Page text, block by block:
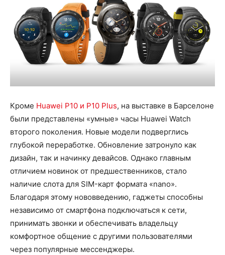
Кроме Huawei P10 и P10 Plus, на выставке в Барселоне
были представлены «умные» часы Huawei Watch
второго поколения. Новые модели подверглись
глубокой переработке. Обновление затронуло как
дизайн, так и начинку девайсов. Однако главным
отличием новинок от предшественников, стало
наличие слота для SIM-карт формата «nano».
Благодаря этому нововведению, гаджеты способны
независимо от смартфона подключаться к сети,
принимать звонки и обеспечивать владельцу
комфортное общение с другими пользователями
через популярные мессенджеры.